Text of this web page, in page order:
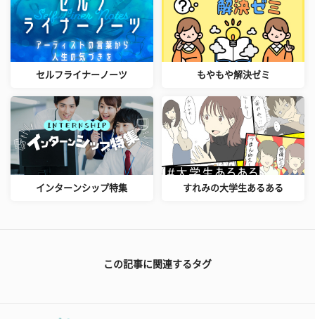
セルフライナーノーツ もやもや解決ゼミ
インターンシップ特集 すれみの大学生あるある
この記事に関連するタグ